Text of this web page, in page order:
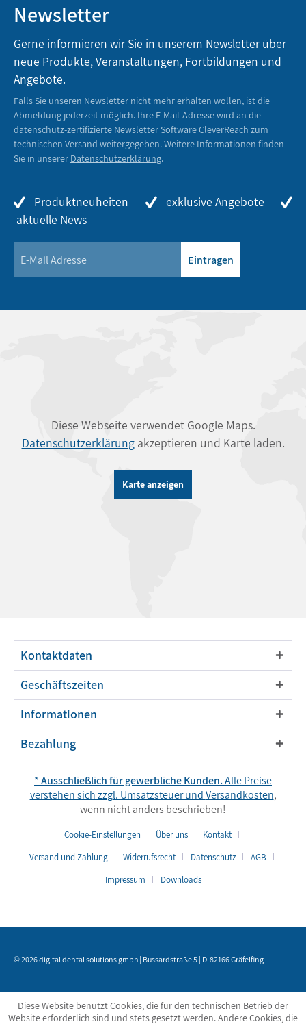
Newsletter
Gerne informieren wir Sie in unserem Newsletter über
neue Produkte, Veranstaltungen, Fortbildungen und
Angebote.
Falls Sie unseren Newsletter nicht mehr erhalten wollen, ist die
Abmeldung jederzeit möglich. Ihre E-Mail-Adresse wird an die
datenschutz-zertifizierte Newsletter Software CleverReach zum
technischen Versand weitergegeben. Weitere Informationen finden
Sie in unserer Datenschutzerklärung.
Produktneuheiten
exklusive Angebote
aktuelle News
Eintragen
Diese Webseite verwendet Google Maps.
Datenschutzerklärungakzeptieren und Karte laden.
Karte anzeigen
Kontaktdaten
Geschäftszeiten
Informationen
Bezahlung
*Ausschließlich für gewerbliche Kunden.Alle Preise
verstehen sich zzgl. Umsatzsteuer undVersandkosten,
wenn nicht anders beschrieben!
Cookie-Einstellungen Über uns
Kontakt
Versand und Zahlung
Widerrufsrecht Datenschutz
AGB
Impressum
Downloads
© 2026 digital dental solutions gmbh | Bussardstraße 5 | D-82166 Gräfelfing
Diese Website benutzt Cookies, die für den technischen Betrieb der
Website erforderlich sind und stets gesetzt werden. Andere Cookies, die